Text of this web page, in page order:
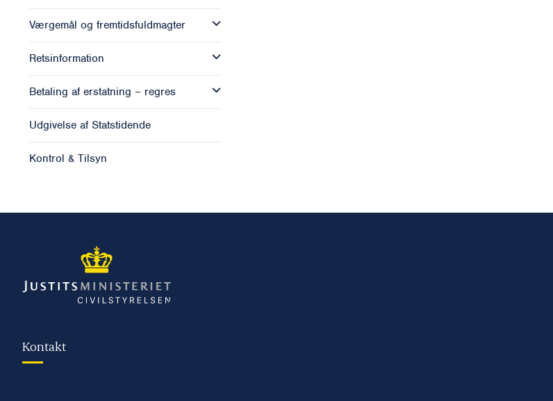
Værgemål og fremtidsfuldmagter
Retsinformation
Betaling af erstatning – regres
Udgivelse af Statstidende
Kontrol & Tilsyn
Kontakt